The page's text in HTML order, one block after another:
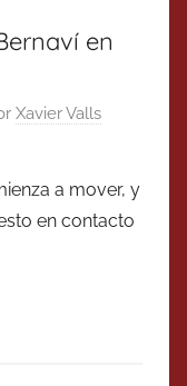
en
Xavier Valls
a mover, y
en contacto